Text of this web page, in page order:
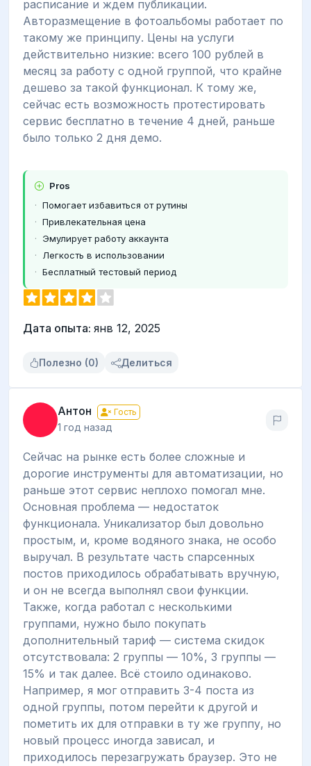
расписание и ждем публикации.
Авторазмещение в фотоальбомы работает по
такому же принципу. Цены на услуги
действительно низкие: всего 100 рублей в
месяц за работу с одной группой, что крайне
дешево за такой функционал. К тому же,
сейчас есть возможность протестировать
сервис бесплатно в течение 4 дней, раньше
было только 2 дня демо.
Pros
Помогает избавиться от рутины
Привлекательная цена
Эмулирует работу аккаунта
Легкость в использовании
Бесплатный тестовый период
Дата опыта: янв 12, 2025
Полезно (0) Делиться
Антон Гость
1 год назад
Сейчас на рынке есть более сложные и
дорогие инструменты для автоматизации, но
раньше этот сервис неплохо помогал мне.
Основная проблема — недостаток
функционала. Уникализатор был довольно
простым, и, кроме водяного знака, не особо
выручал. В результате часть спарсенных
постов приходилось обрабатывать вручную,
и он не всегда выполнял свои функции.
Также, когда работал с несколькими
группами, нужно было покупать
дополнительный тариф — система скидок
отсутствовала: 2 группы — 10%, 3 группы —
15% и так далее. Всё стоило одинаково.
Например, я мог отправить 3-4 поста из
одной группы, потом перейти к другой и
пометить их для отправки в ту же группу, но
новый процесс иногда зависал, и
приходилось перезагружать браузер. Это не